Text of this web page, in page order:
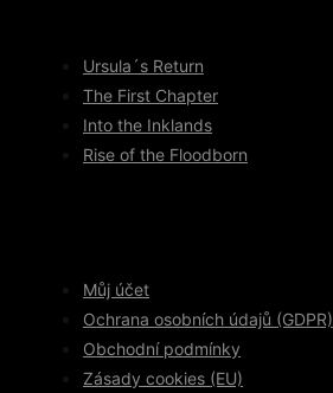
Ursula´s Return
The First Chapter
Into the Inklands
Rise of the Floodborn
Můj účet
Ochrana osobních údajů (GDPR)
Obchodní podmínky
Zásady cookies (EU)